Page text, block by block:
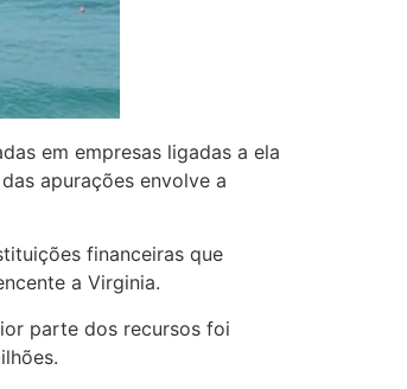
em empresas ligadas a ela
apurações envolve a
financeiras que
a Virginia.
parte dos recursos foi